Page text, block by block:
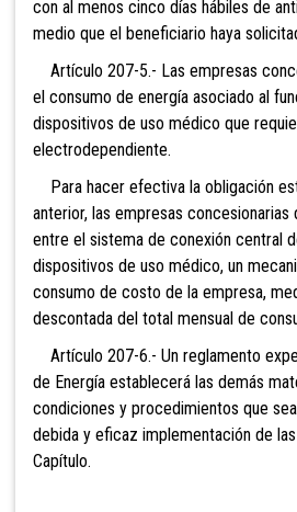
con al menos cinco días hábiles de
medio que el beneficiario haya
Artículo 207-5.- Las empresas
el consumo de energía asociado al
dispositivos de uso médico que
electrodependiente.
Para hacer efectiva la obligación
anterior, las empresas concesionarias
entre el sistema de conexión central
dispositivos de uso médico, un
consumo de costo de la empresa,
descontada del total mensual de
Artículo 207-6.- Un reglamento
de Energía establecerá las demás
condiciones y procedimientos que
debida y eficaz implementación de
Capítulo.